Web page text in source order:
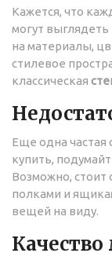
Кажется, что
могут
на материалы,
стилевое
классическая
Еще одна
купить,
Возможно,
полками и
вещей на виду.